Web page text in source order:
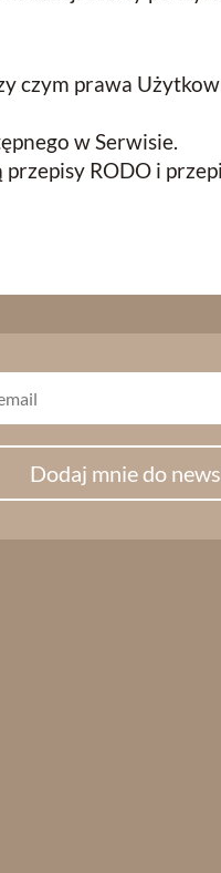
czym prawa
w Serwisie.
RODO i
Dodaj mnie do